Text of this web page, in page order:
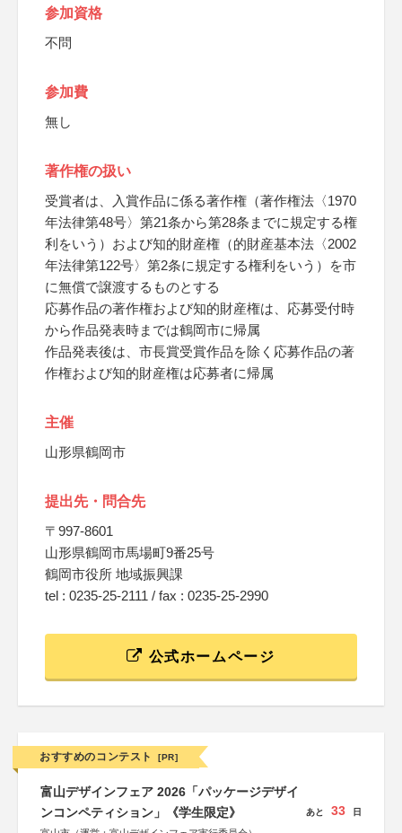
参加資格
不問
参加費
無し
著作権の扱い
受賞者は、入賞作品に係る著作権（著作権法〈1970
年法律第48号〉第21条から第28条までに規定する権
利をいう）および知的財産権（的財産基本法〈2002
年法律第122号〉第2条に規定する権利をいう）を市
に無償で譲渡するものとする
応募作品の著作権および知的財産権は、応募受付時
から作品発表時までは鶴岡市に帰属
作品発表後は、市長賞受賞作品を除く応募作品の著
作権および知的財産権は応募者に帰属
主催
山形県鶴岡市
提出先・問合先
〒997-8601
山形県鶴岡市馬場町9番25号
鶴岡市役所 地域振興課
tel : 0235-25-2111 / fax : 0235-25-2990
公式ホームページ
おすすめのコンテスト [PR]
富山デザインフェア 2026「パッケージデザイ
ンコンペティション」《学生限定》
あと 33 日